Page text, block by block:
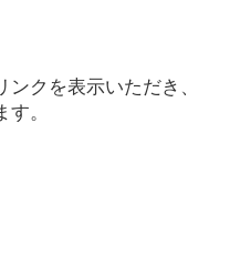
クを表示いただき、
。